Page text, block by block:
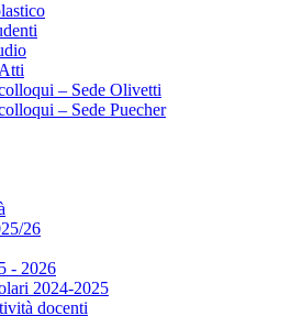
– Sede Olivetti
– Sede Puecher
26
- 2026
2024-2025
docenti